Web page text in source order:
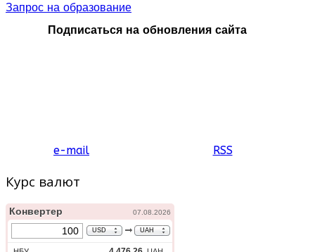
Запрос на образование
Подписаться на обновления сайта
e-mail RSS
Курс валют